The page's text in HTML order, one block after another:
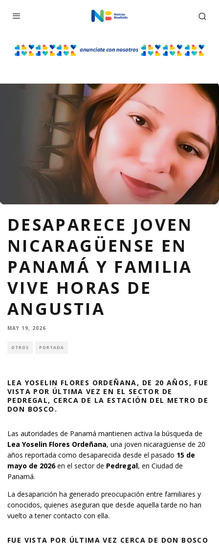
DESAPARECE JOVEN
NICARAGÜENSE EN
PANAMÁ Y FAMILIA
VIVE HORAS DE
ANGUSTIA
MAY 19, 2026
OTROS PORTADA
LEA YOSELIN FLORES ORDEÑANA, DE 20 AÑOS, FUE
VISTA POR ÚLTIMA VEZ EN EL SECTOR DE
PEDREGAL, CERCA DE LA ESTACIÓN DEL METRO DE
DON BOSCO.
Las autoridades de Panamá mantienen activa la búsqueda de
Lea Yoselin Flores Ordeñana, una joven nicaragüense de 20
años reportada como desaparecida desde el pasado 15 de
mayo de 2026en el sector de Pedregal, en Ciudad de
Panamá.
La desaparición ha generado preocupación entre familiares y
conocidos, quienes aseguran que desde aquella tarde no han
vuelto a tener contacto con ella.
FUE VISTA POR ÚLTIMA VEZ CERCA DE DON BOSCO